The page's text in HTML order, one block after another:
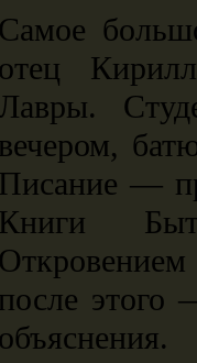
Самое
отец
вечером,
Писание ―
Книги
после этого